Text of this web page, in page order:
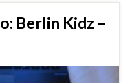
Berlin Kidz –